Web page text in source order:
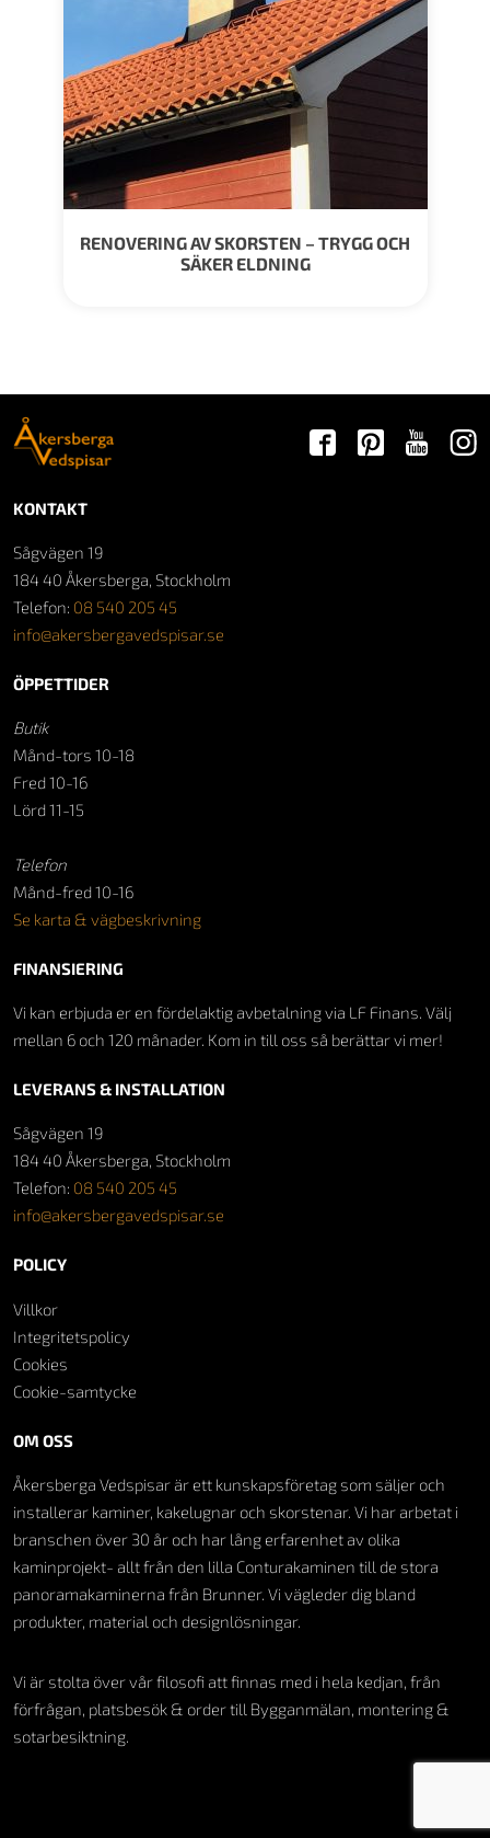
RENOVERING AV SKORSTEN – TRYGG OCH
SÄKER ELDNING
OM OSS
Åkersberga Vedspisar är ett kunskapsföretag som säljer och
installerar kaminer, kakelugnar och skorstenar. Vi har arbetat i
branschen över 30 år och har lång erfarenhet av olika
kaminprojekt- allt från den lilla Conturakaminen till de stora
panoramakaminerna från Brunner. Vi vägleder dig bland
produkter, material och designlösningar.
Vi är stolta över vår filosofi att finnas med i hela kedjan, från
förfrågan, platsbesök & order till Bygganmälan, montering &
sotarbesiktning.
KONTAKT
Sågvägen 19
184 40 Åkersberga, Stockholm
Telefon: 08 540 205 45
info@akersbergavedspisar.se
ÖPPETTIDER
Butik
Månd-tors 10-18
Fred 10-16
Lörd 11-15
Telefon
Månd-fred 10-16
Se karta & vägbeskrivning
FINANSIERING
Vi kan erbjuda er en fördelaktig avbetalning via LF Finans. Välj
mellan 6 och 120 månader. Kom in till oss så berättar vi mer!
LEVERANS & INSTALLATION
Sågvägen 19
184 40 Åkersberga, Stockholm
Telefon: 08 540 205 45
info@akersbergavedspisar.se
POLICY
Villkor
Integritetspolicy
Cookies
Cookie-samtycke